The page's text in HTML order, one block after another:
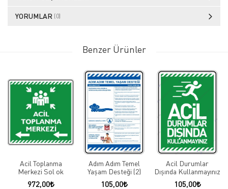
YORUMLAR (0)
Benzer Ürünler
Acil Toplanma
Merkezi Sol ok
972,00
Adım Adım Temel
Yaşam Desteği (2)
105,00
Acil Durumlar
Dışında Kullanmayınız
105,00